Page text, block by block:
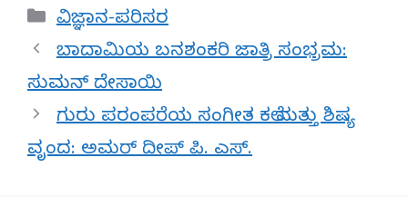
Categories
ವಿಜ್ಞಾನ-ಪರಿಸರ
ಬಾದಾಮಿಯ ಬನಶಂಕರಿ ಜಾತ್ರಿ ಸಂಭ್ರಮ:
ಸುಮನ್ ದೇಸಾಯಿ
ಗುರು ಪರಂಪರೆಯ ಸಂಗೀತ ಕಲೆ ಮತ್ತು ಶಿಷ್ಯ
ವೃಂದ: ಅಮರ್ ದೀಪ್ ಪಿ. ಎಸ್.